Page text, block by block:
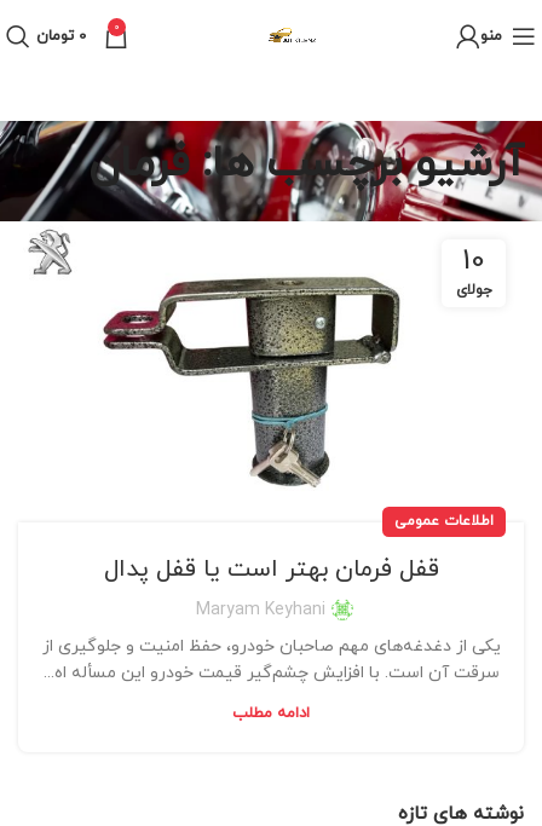
منو 0
0 تومان
آرشیو برچسب ها: فرمان
10
جولای
اطلاعات عمومی
قفل فرمان بهتر است یا قفل پدال
Maryam Keyhani
یکی از دغدغه­‌های مهم صاحبان خودرو، حفظ امنیت و جلوگیری از
سرقت آن است. با افزایش چشم‌گیر قیمت خودرو این مسأله اه...
ادامه مطلب
نوشته های تازه